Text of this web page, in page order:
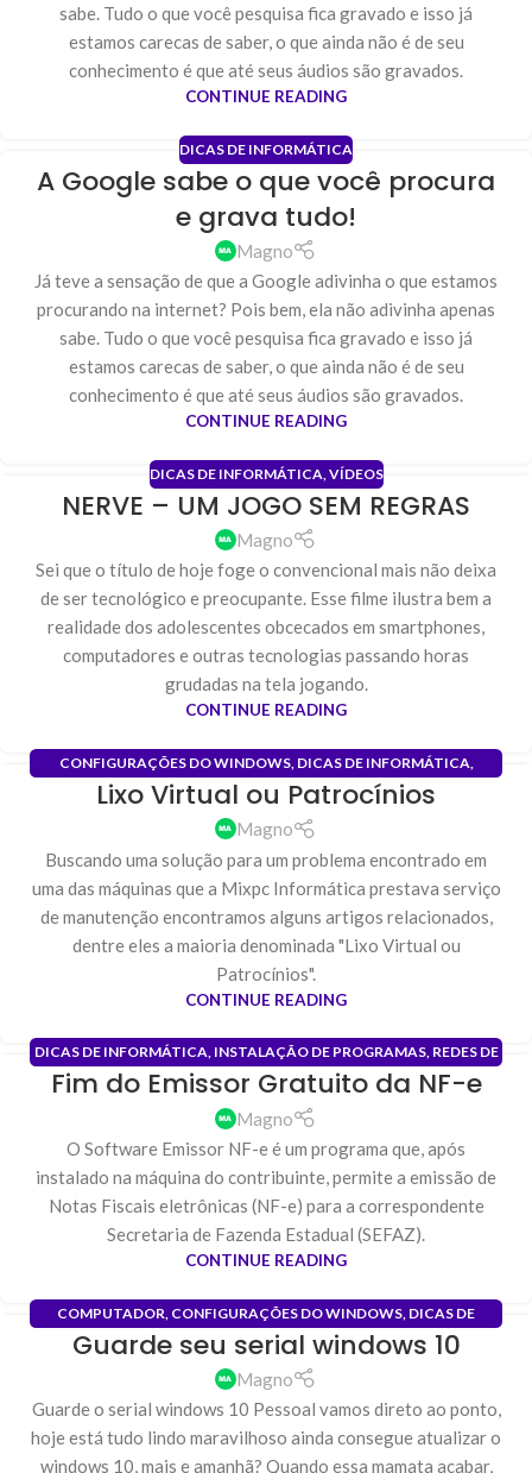
sabe. Tudo o que você pesquisa fica gravado e isso já
estamos carecas de saber, o que ainda não é de seu
conhecimento é que até seus áudios são gravados.
CONTINUE READING
DICAS DE INFORMÁTICA
A Google sabe o que você procura
e grava tudo!
Magno
Já teve a sensação de que a Google adivinha o que estamos
procurando na internet? Pois bem, ela não adivinha apenas
sabe. Tudo o que você pesquisa fica gravado e isso já
estamos carecas de saber, o que ainda não é de seu
conhecimento é que até seus áudios são gravados.
CONTINUE READING
DICAS DE INFORMÁTICA VÍDEOS
NERVE – UM JOGO SEM REGRAS
Magno
Sei que o título de hoje foge o convencional mais não deixa
de ser tecnológico e preocupante. Esse filme ilustra bem a
realidade dos adolescentes obcecados em smartphones,
computadores e outras tecnologias passando horas
grudadas na tela jogando.
CONTINUE READING
CONFIGURAÇÕES DO WINDOWS, DICAS DE INFORMÁTICA,
INSTALAÇÃO,OTIMIZAÇÃO DE SISTEMA,REDES ,REDES DE
COMPUTADORES
SUPORTE REMOTO
Lixo Virtual ou Patrocínios
Magno
Buscando uma solução para um problema encontrado em
uma das máquinas que a Mixpc Informática prestava serviço
de manutenção encontramos alguns artigos relacionados,
dentre eles a maioria denominada "Lixo Virtual ou
Patrocínios".
CONTINUE READING
DICAS DE INFORMÁTICA, INSTALAÇÃO DE PROGRAMAS, REDES DE
COMPUTADORES,SOFTWARE
Fim do Emissor Gratuito da NF-e
Magno
O Software Emissor NF-e é um programa que, após
instalado na máquina do contribuinte, permite a emissão de
Notas Fiscais eletrônicas (NF-e) para a correspondente
Secretaria de Fazenda Estadual (SEFAZ).
CONTINUE READING
COMPUTADOR CONFIGURAÇÕES DO WINDOWS DICAS DE
INFORMÁTICA,INSTALAÇÃO DE PROGRAMAS,MANUTENÇÃO DE
,SOFTWARE,SUPORTE REMOTO
Guarde seu serial windows 10
Magno
Guarde o serial windows 10 Pessoal vamos direto ao ponto,
hoje está tudo lindo maravilhoso ainda consegue atualizar o
windows 10, mais e amanhã? Quando essa mamata acabar,